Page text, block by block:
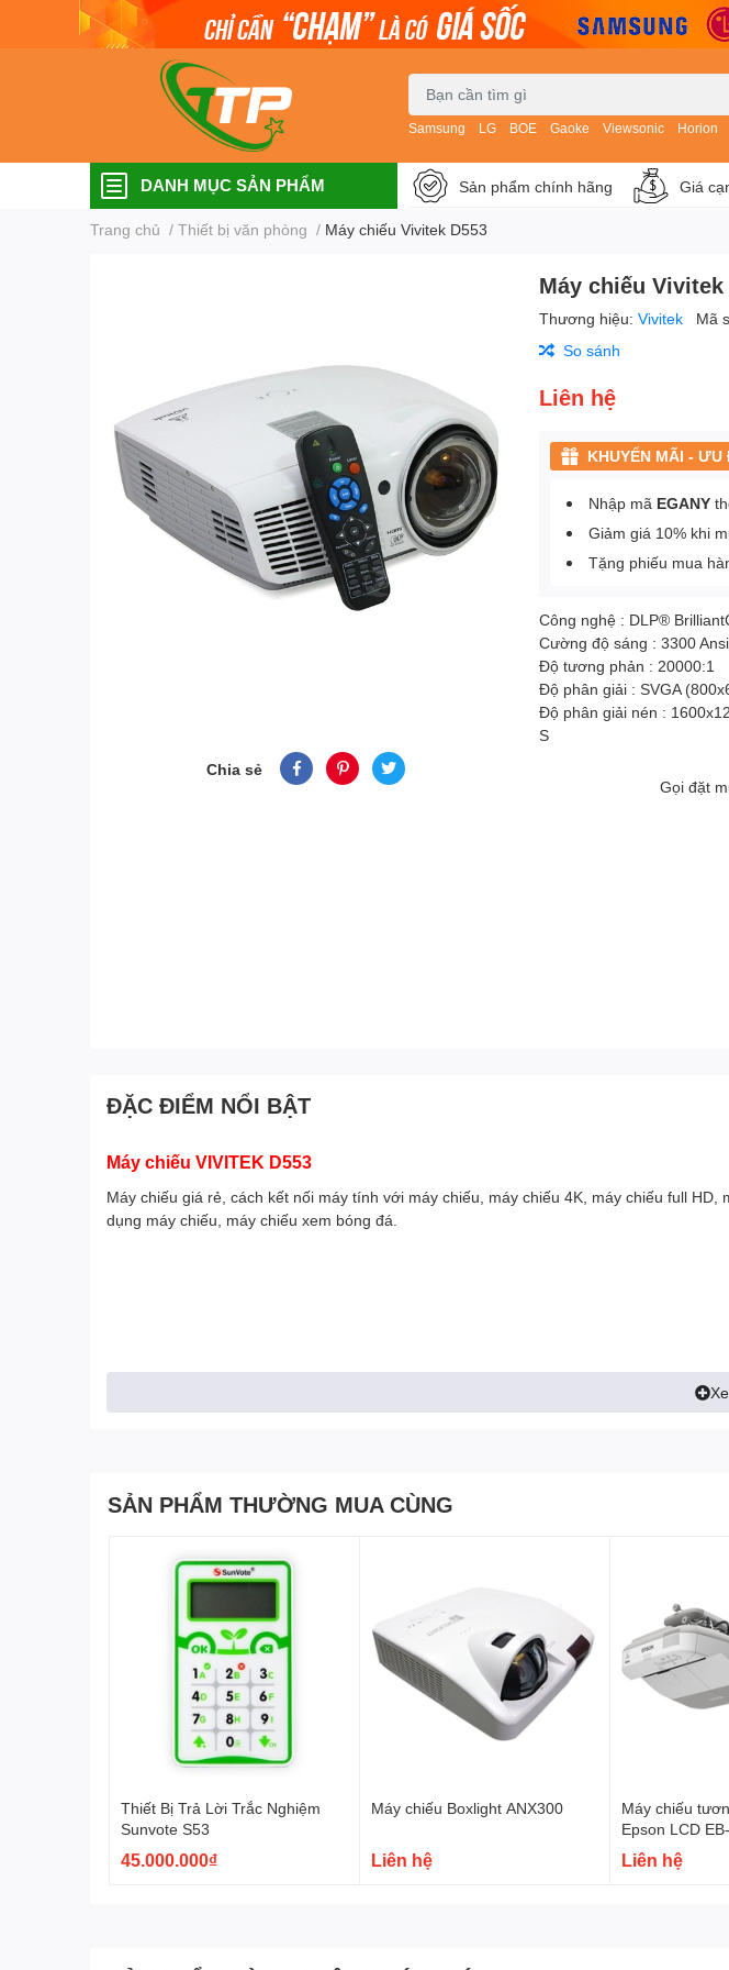
Samsung LG BOE Gaoke Viewsonic Horion
DANH MỤC SẢN PHẨM Sản phẩm chính hãng Giá
Trang chủ / Thiết bị văn phòng / Máy chiếu Vivitek D553
Chia sẻ
Máy chiếu Vivitek
Thương hiệu:Vivitek Mã
So sánh
Liên hệ
KHUYẾN MÃI - ƯU
Nhập mã EGANY
Giảm giá 10% khi
Tặng phiếu mua
Công nghệ : DLP®
Cường độ sáng : 3300
Độ tương phản : 20000:1
Độ phân giải : SVGA
Độ phân giải nén :
S
Gọi đặt
ĐẶC ĐIỂM NỔI BẬT
Máy chiếu VIVITEK D553
Máy chiếu giá rẻ, cách kết nối máy tính với máy chiếu, máy chiếu 4K, máy chiếu full
dụng máy chiếu, máy chiếu xem bóng đá.
Máy chiếu
Thông số kỹ thuật D553
SẢN PHẨM THƯỜNG MUA CÙNG
Thiết Bị Trả Lời Trắc Nghiệm
Sunvote S53
45.000.000₫
Máy chiếu Boxlight ANX300
Liên hệ
Máy chiếu
Epson LCD
Liên hệ